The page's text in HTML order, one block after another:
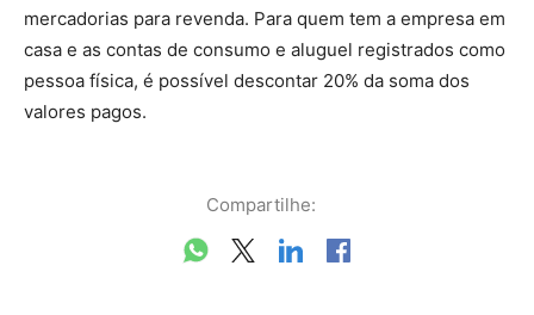
mercadorias para revenda. Para quem tem a empresa em
casa e as contas de consumo e aluguel registrados como
pessoa física, é possível descontar 20% da soma dos
valores pagos.
Compartilhe: